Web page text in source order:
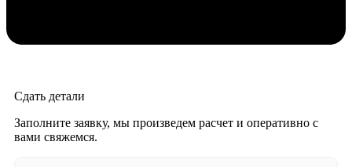
Сдать детали
Заполните заявку, мы произведем расчет и оперативно с
вами свяжемся.